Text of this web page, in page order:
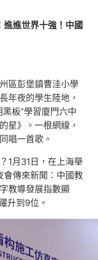
進進世界十強！中國
區彭堡鎮曹洼小學
年夜的學生陸地，
板”學習廈門六中
星》。一根網線，
唱一首歌。
1月31日，在上海舉
傳來新聞：中國教
教導發展指數顯
升到9位。